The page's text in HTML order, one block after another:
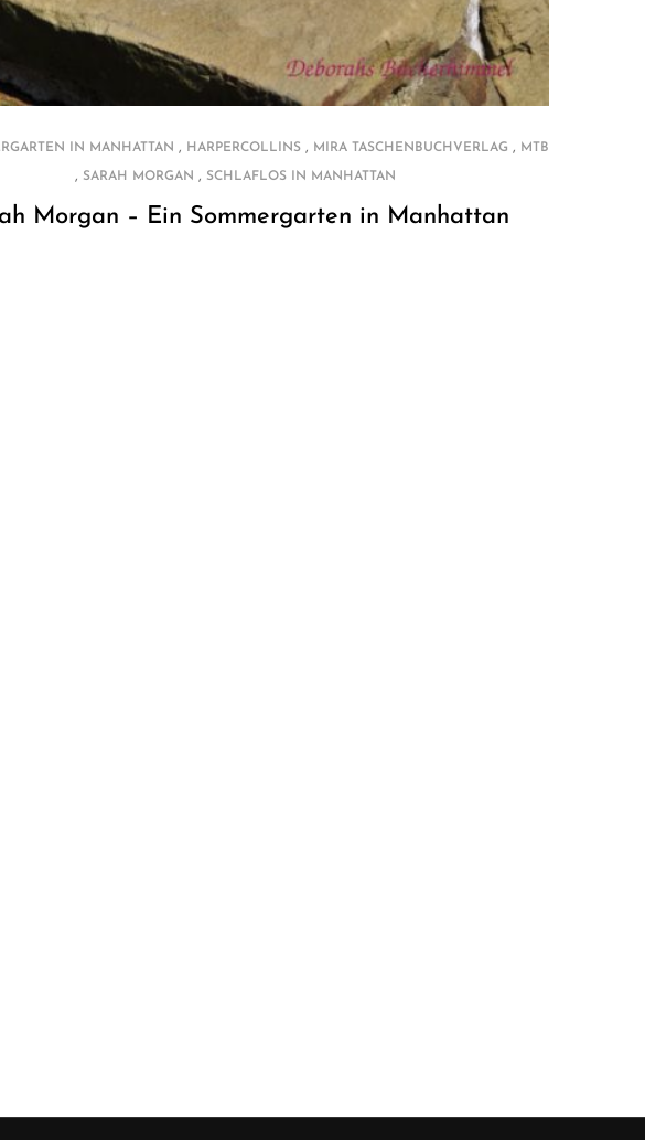
IN MANHATTAN , HARPERCOLLINS , MIRA TASCHENBUCHVERLAG , MTB
, SARAH MORGAN , SCHLAFLOS IN MANHATTAN
Morgan – Ein Sommergarten in Manhattan